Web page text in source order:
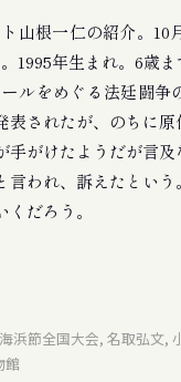
山根一仁の紹介。
年生まれ。6歳ま
ルをめぐる法廷闘争
されたが、のちに
がけたようだが言
われ、訴えたとい
だろう。
節全国大会, 名取弘文,
館